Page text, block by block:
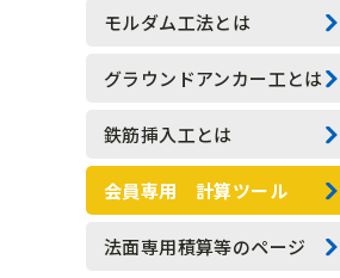
擁壁補強工事
モルダム工
一般人向け(他業種)
専門用語
技能実習生
モルダム工法とは
グラウンドアンカー工とは
鉄筋挿入工とは
会員専用 計算ツール
法面専用積算等のページ